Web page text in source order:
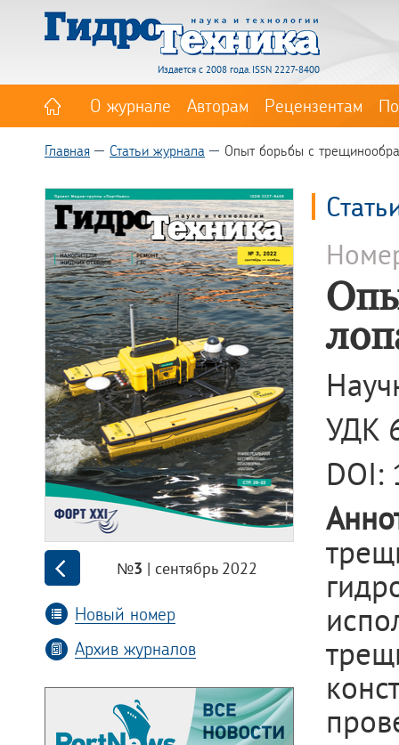
Издается с 2008 года. ISSN 2227-8400
О журнале Авторам Рецензентам
Главная Статьи журнала Опыт борьбы с
№3 | сентябрь 2022
Новый номер
Архив журналов
УДК
DOI: